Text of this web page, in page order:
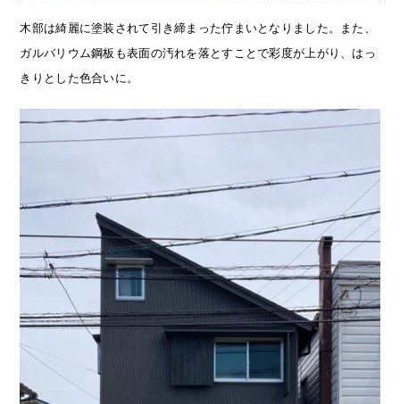
木部は綺麗に塗装されて引き締まった佇まいとなりました。また、
ガルバリウム鋼板も表面の汚れを落とすことで彩度が上がり、はっ
きりとした色合いに。